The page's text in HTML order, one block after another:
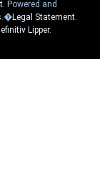
. Powered and
.�Legal Statement.
Lipper.